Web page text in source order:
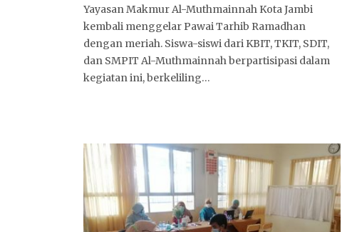
Yayasan Makmur Al-Muthmainnah Kota Jambi
kembali menggelar Pawai Tarhib Ramadhan
dengan meriah. Siswa-siswi dari KBIT, TKIT, SDIT,
dan SMPIT Al-Muthmainnah berpartisipasi dalam
kegiatan ini, berkeliling…